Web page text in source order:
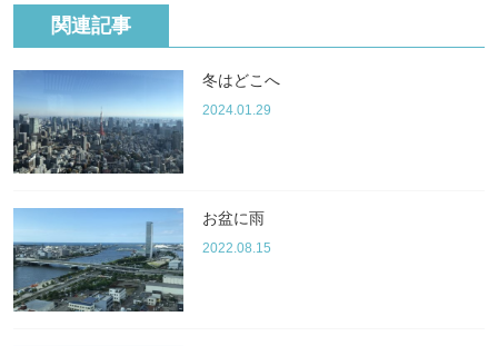
関連記事
冬はどこへ
2024.01.29
お盆に雨
2022.08.15